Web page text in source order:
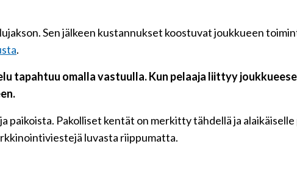
Sen jälkeen kustannukset koostuvat joukkueen
.
tapahtuu omalla vastuulla. Kun pelaaja liittyy
Pakolliset kentät on merkitty tähdellä ja alaikäiselle
luvasta riippumatta.